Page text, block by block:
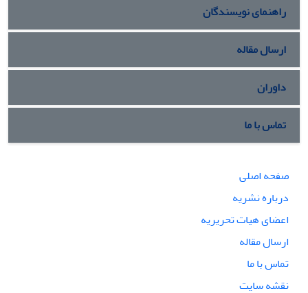
راهنمای نویسندگان
ارسال مقاله
داوران
تماس با ما
صفحه اصلی
درباره نشریه
اعضای هیات تحریریه
ارسال مقاله
تماس با ما
نقشه سایت